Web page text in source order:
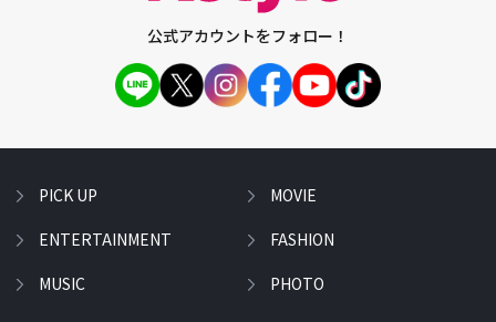
公式アカウントをフォロー！
PICK UP
ENTERTAINMENT
MUSIC
MOVIE
FASHION
PHOTO